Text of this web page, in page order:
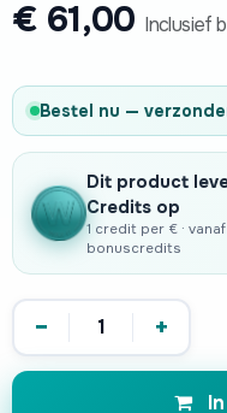
€ 61,00 Inclusief
Bestel nu —
Dit product
Credits op
1 credit per € ·
bonuscredits
− +